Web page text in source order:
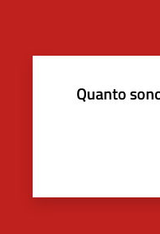
Quanto